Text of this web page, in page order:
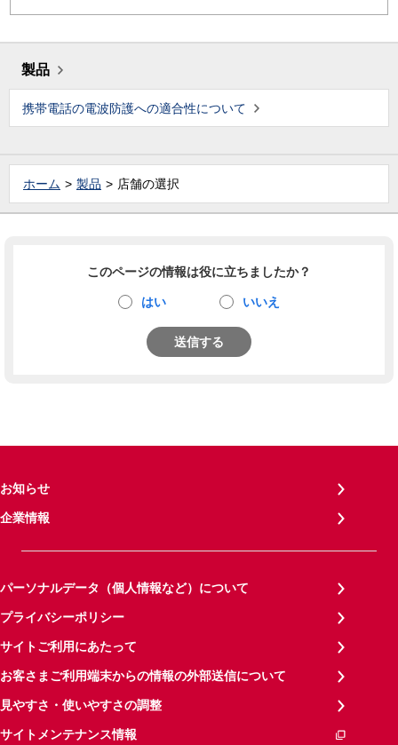
製品
携帯電話の電波防護への適合性について
ホーム 製品 店舗の選択
このページの情報は役に立ちましたか？
はい いいえ
送信する
お知らせ
企業情報
パーソナルデータ（個人情報など）について
プライバシーポリシー
サイトご利用にあたって
お客さまご利用端末からの情報の外部送信について
見やすさ・使いやすさの調整
サイトメンテナンス情報